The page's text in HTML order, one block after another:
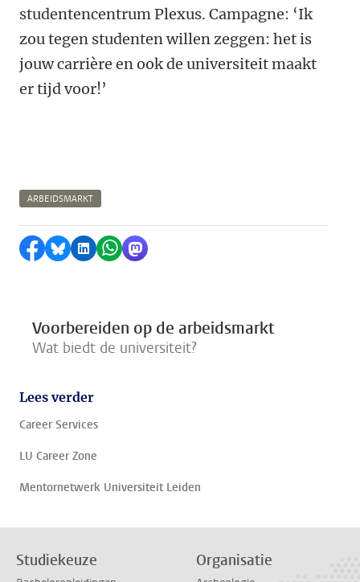
studentencentrum Plexus. Campagne: ‘Ik
zou tegen studenten willen zeggen: het is
jouw carrière en ook de universiteit maakt
er tijd voor!’
ARBEIDSMARKT
Delen op Facebook
Delen via Bluesky
Delen op LinkedIn
Delen via WhatsApp
Delen via Mastodon
Voorbereiden op de arbeidsmarkt
Wat biedt de universiteit?
Lees verder
Career Services
LU Career Zone
Mentornetwerk Universiteit Leiden
Studiekeuze Organisatie